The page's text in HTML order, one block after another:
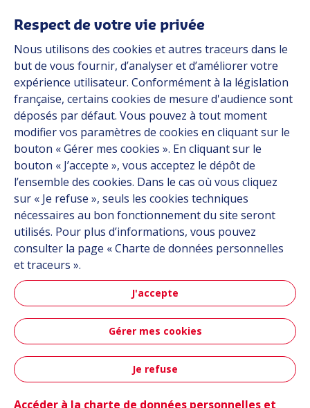
Marchés
Solutions
Ressources
À propos
Carrière
Contact
Suivez-nous
Linkedin
Instagram
Plan du site CGU Données personnelles
Crédits
Respect de votre vie privée
Nous utilisons des cookies et autres traceurs dans le
but de vous fournir, d’analyser et d’améliorer votre
expérience utilisateur. Conformément à la législation
française, certains cookies de mesure d'audience sont
déposés par défaut. Vous pouvez à tout moment
modifier vos paramètres de cookies en cliquant sur le
bouton « Gérer mes cookies ». En cliquant sur le
bouton « J’accepte », vous acceptez le dépôt de
l’ensemble des cookies. Dans le cas où vous cliquez
sur « Je refuse », seuls les cookies techniques
nécessaires au bon fonctionnement du site seront
utilisés. Pour plus d’informations, vous pouvez
consulter la page « Charte de données personnelles
et traceurs ».
J'accepte
Gérer mes cookies
Je refuse
Accéder à la charte de données personnelles et